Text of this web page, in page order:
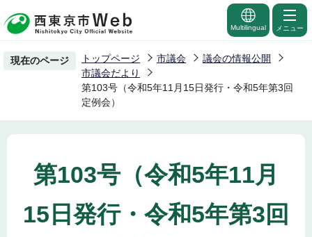
の
ー
先
頭
Multilingual メニュー
現在のページ トップページ 市議会
議会の情報公開
市議会だより
第103号（令和5年11月15日発行・令和5年第3回
定例会）
第103号（令和5年11月
15日発行・令和5年第3回